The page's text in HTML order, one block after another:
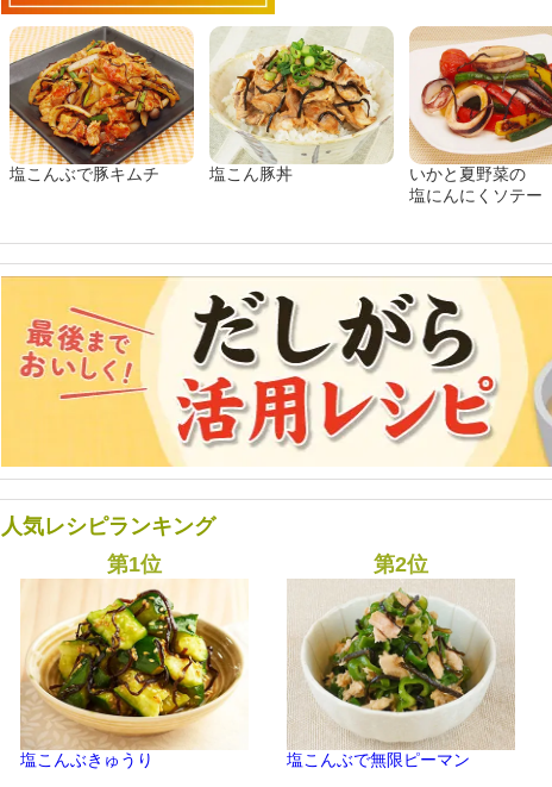
塩こんぶで豚キムチ 塩こん豚丼
いかと夏野菜の
塩にんにくソテー
人気レシピランキング
塩こんぶきゅうり 塩こんぶで無限ピーマン